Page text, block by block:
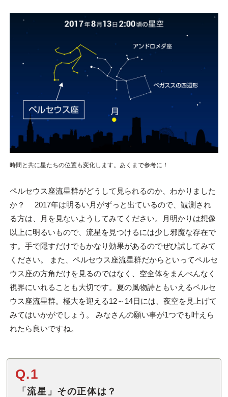
時間と共に星たちの位置も変化します。あくまで参考に！
ペルセウス座流星群がどうして見られるのか、わかりました
か？ 2017年は明るい月がずっと出ているので、観測され
る方は、月を見ないようしてみてください。月明かりは想像
以上に明るいもので、流星を見つけるには少し邪魔な存在で
す。手で隠すだけでもかなり効果があるのでぜひ試してみて
ください。 また、ペルセウス座流星群だからといってペルセ
ウス座の方角だけを見るのではなく、空全体をまんべんなく
視界にいれることも大切です。夏の風物詩ともいえるペルセ
ウス座流星群。極大を迎える12～14日には、夜空を見上げて
みてはいかがでしょう。 みなさんの願い事が1つでも叶えら
れたら良いですね。
Q.1
「流星」その正体は？